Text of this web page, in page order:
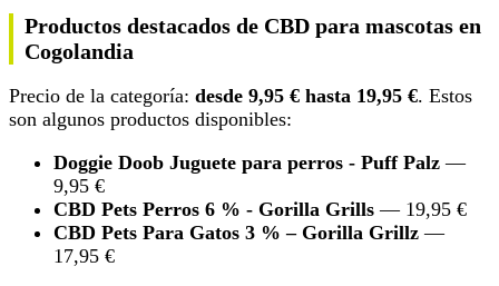
Productos destacados de CBD para mascotas en
Cogolandia
Precio de la categoría: desde 9,95 € hasta 19,95 €. Estos
son algunos productos disponibles:
Doggie Doob Juguete para perros - Puff Palz —
9,95 €
CBD Pets Perros 6 % - Gorilla Grills — 19,95 €
CBD Pets Para Gatos 3 % – Gorilla Grillz —
17,95 €